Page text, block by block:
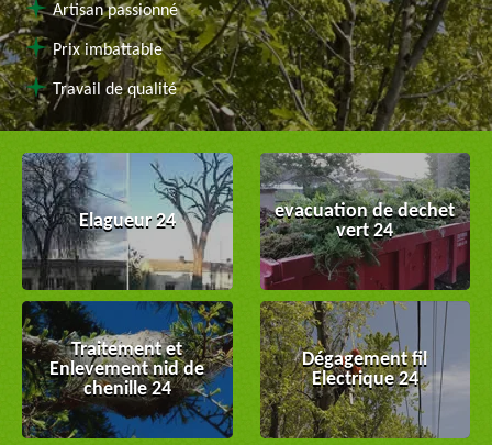
Artisan passionné
Prix imbattable
Travail de qualité
Elagueur 24
evacuation de dechet
vert 24
Traitement et
Enlevement nid de
chenille 24
Dégagement fil
Electrique 24